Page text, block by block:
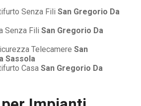
Senza Fili San Gregorio Da
Senza Fili San Gregorio Da
Telecamere San
Sassola
Casa San Gregorio Da